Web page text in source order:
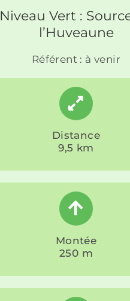
Niveau Vert :
l’Huveaune
Référent : à venir
Distance
9,5 km
Montée
250 m